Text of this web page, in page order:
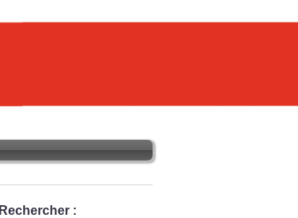
Rechercher :